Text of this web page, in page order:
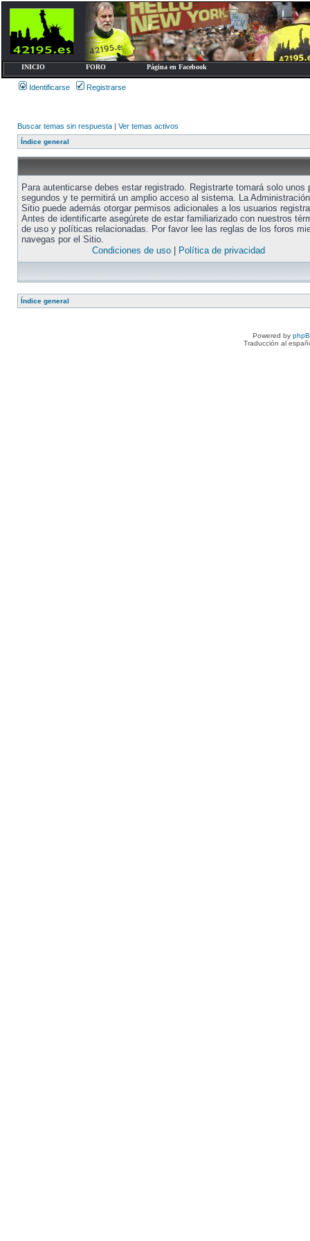
INICIO FORO Página en Facebook
Identificarse Registrarse
Buscar temas sin respuesta | Ver temas activos
Índice general
Para autenticarse debes estar registrado. Registrarte tomará solo unos
segundos y te permitirá un amplio acceso al sistema. La
Sitio puede además otorgar permisos adicionales a los usuarios
Antes de identificarte asegúrete de estar familiarizado con nuestros
de uso y políticas relacionadas. Por favor lee las reglas de los foros
navegas por el Sitio.
Condiciones de uso| Política de privacidad
Índice general
Powered by
Traducción al